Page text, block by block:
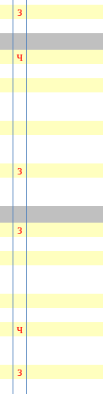
з
ч
з
з
ч
з